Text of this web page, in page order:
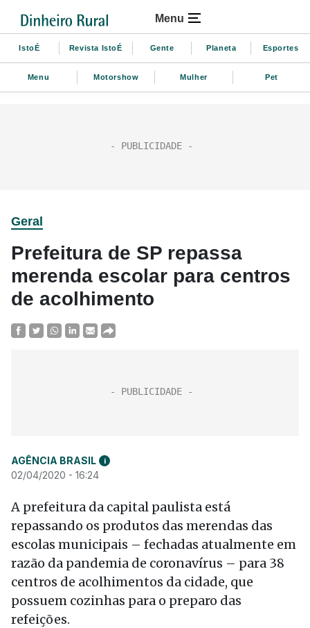
Menu
IstoÉ Revista IstoÉ Gente Planeta Esportes
Menu Motorshow Mulher Pet
Geral
Prefeitura de SP repassa
merenda escolar para centros
de acolhimento
AGÊNCIA BRASIL i
02/04/2020 - 16:24
A prefeitura da capital paulista está
repassando os produtos das merendas das
escolas municipais – fechadas atualmente em
razão da pandemia de coronavírus – para 38
centros de acolhimentos da cidade, que
possuem cozinhas para o preparo das
refeições.